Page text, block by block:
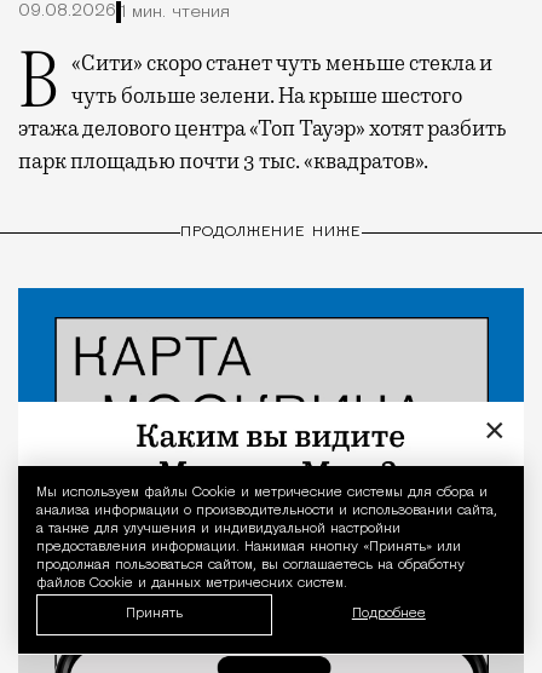
Уведомление
Мы используем файлы Сookie и метрические системы для сбора и
анализа информации о производительности и использовании сайта,
а также для улучшения и индивидуальной настройки
предоставления информации. Нажимая кнопку «Принять» или
продолжая пользоваться сайтом, вы соглашаетесь на обработку
файлов Cookie и данных метрических систем.
Принять Подробнее
09.08.2026 1 мин. чтения
В «Сити» скоро станет чуть меньше стекла и чуть больше зелени. На крыше шестого
этажа делового центра «Топ Тауэр» хотят разбить
парк площадью почти 3 тыс. «квадратов».
ПРОДОЛЖЕНИЕ НИЖЕ
×